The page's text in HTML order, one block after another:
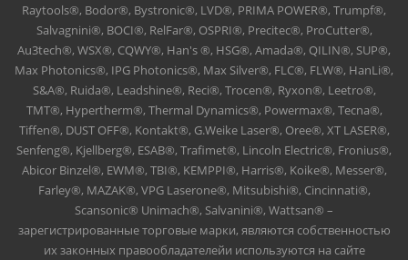
Raytools®, Bodor®, Bystronic®, LVD®, PRIMA POWER®, Trumpf®,
Salvagnini®, BOCI®, RelFar®, OSPRI®, Precitec®, ProCutter®,
Au3tech®, WSX®, CQWY®, Han's ®, HSG®, Amada®, QILIN®, SUP®,
Max Photonics®, IPG Photonics®, Max Silver®, FLC®, FLW®, HanLi®,
S&A®, Ruida®, Leadshine®, Reci®, Trocen®, Ryxon®, Leetro®,
TMT®, Hypertherm®, Thermal Dynamics®, Powermax®, Tecna®,
Tiffen®, DUST OFF®, Kontakt®, G.Weike Laser®, Oree®, XT LASER®,
Senfeng®, Kjellberg®, ESAB®, Trafimet®, Lincoln Electric®, Fronius®,
Abicor Binzel®, EWM®, TBI®, KEMPPI®, Harris®, Koike®, Messer®,
Farley®, MAZAK®, VPG Laserone®, Mitsubishi®, Cincinnati®,
Scansonic® Unimach®, Salvanini®, Wattsan® –
зарегистрированные торговые марки, являются собственностью
их законных правообладателейи используются на сайте